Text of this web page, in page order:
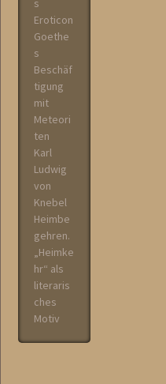
s
Eroticon
Goethe
s
Beschäf
tigung
mit
Meteori
ten
Karl
Ludwig
von
Knebel
Heimbe
gehren.
„Heimke
hr“ als
literaris
ches
Motiv